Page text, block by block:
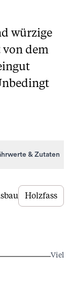
würzige
von dem
& Zutaten
Holzfass
Viel